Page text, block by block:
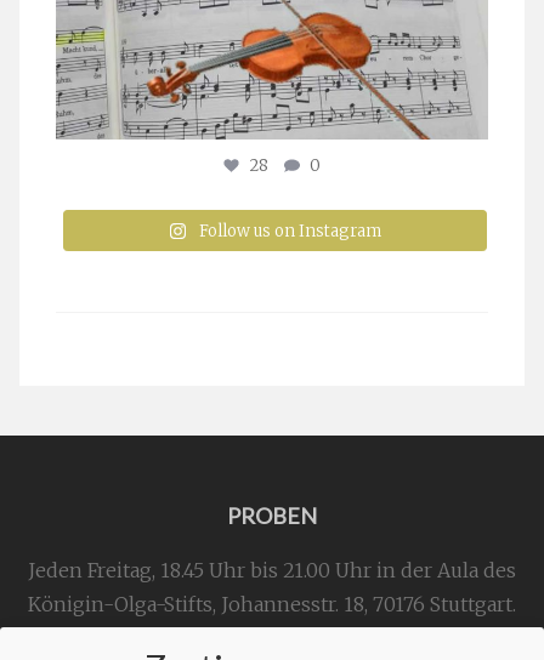
28 0
Follow us on Instagram
PROBEN
Jeden Freitag, 18.45 Uhr bis 21.00 Uhr in der Aula des
Königin-Olga-Stifts, Johannesstr. 18, 70176 Stuttgart.